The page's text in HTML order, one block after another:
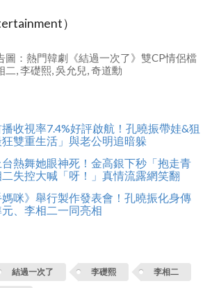
）
圖：熱門韓劇《結過一次了》雙CP情侶檔
, 李礎熙, 吳允兒, 奇道勳
播收視率7.4%好評啟航！孔曉振帶娃&狙
雙重生活」與老公明追暗躲
台熱舞她眼神死！金高銀下秒「抱走青
失控大喊「呀！」真情流露網笑翻
媽咪》舉行製作發表會！孔曉振化身傳
、李相二一同亮相
結過一次了 李礎熙 李相二